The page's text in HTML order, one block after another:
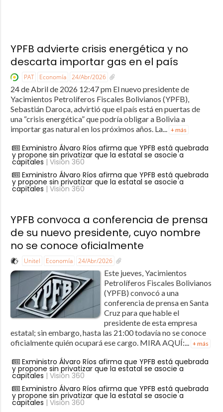
YPFB advierte crisis energética y no
descarta importar gas en el país
PAT Economía 24/Abr/2026
24 de Abril de 2026 12:47 pm El nuevo presidente de
Yacimientos Petrolíferos Fiscales Bolivianos (YPFB),
Sebastián Daroca, advirtió que el país está en puertas de
una “crisis energética” que podría obligar a Bolivia a
importar gas natural en los próximos años. La...
+ más
Exministro Álvaro Ríos afirma que YPFB está quebrada
y propone sin privatizar que la estatal se asocie a
capitales | Visión 360
Exministro Álvaro Ríos afirma que YPFB está quebrada
y propone sin privatizar que la estatal se asocie a
capitales | Visión 360
YPFB convoca a conferencia de prensa
de su nuevo presidente, cuyo nombre
no se conoce oficialmente
Unitel Economía 24/Abr/2026
Este jueves, Yacimientos
Petrolíferos Fiscales Bolivianos
(YPFB) convocó a una
conferencia de prensa en Santa
Cruz para que hable el
presidente de esta empresa
estatal; sin embargo, hasta las 21:00 todavía no se conoce
oficialmente quién ocupará ese cargo. MIRA AQUÍ:...
+ más
Exministro Álvaro Ríos afirma que YPFB está quebrada
y propone sin privatizar que la estatal se asocie a
capitales | Visión 360
Exministro Álvaro Ríos afirma que YPFB está quebrada
y propone sin privatizar que la estatal se asocie a
capitales | Visión 360